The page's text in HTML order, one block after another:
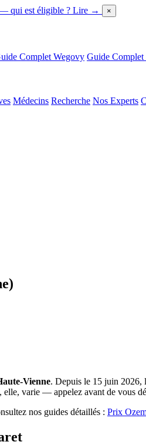
qui est éligible ? Lire → ×
Complet Wegovy Guide Complet
Médecins Recherche Nos Experts
Vienne. Depuis le 15 juin 2026,
varie — appelez avant de vous
nos guides détaillés : Prix